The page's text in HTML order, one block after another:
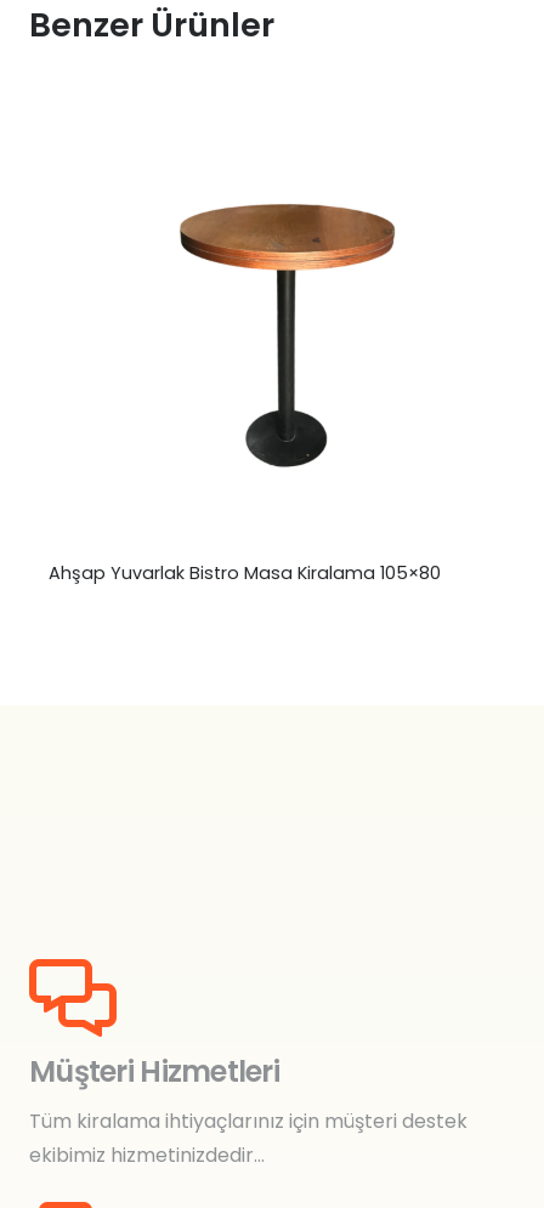
Benzer Ürünler
Ahşap Yuvarlak Bistro Masa Kiralama 105×80
Müşteri Hizmetleri
Tüm kiralama ihtiyaçlarınız için müşteri destek
ekibimiz hizmetinizdedir…